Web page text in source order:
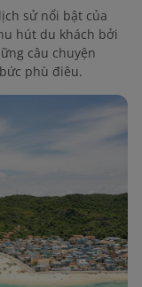
sử nổi bật của
hút du khách bởi
câu chuyện
phù điêu.